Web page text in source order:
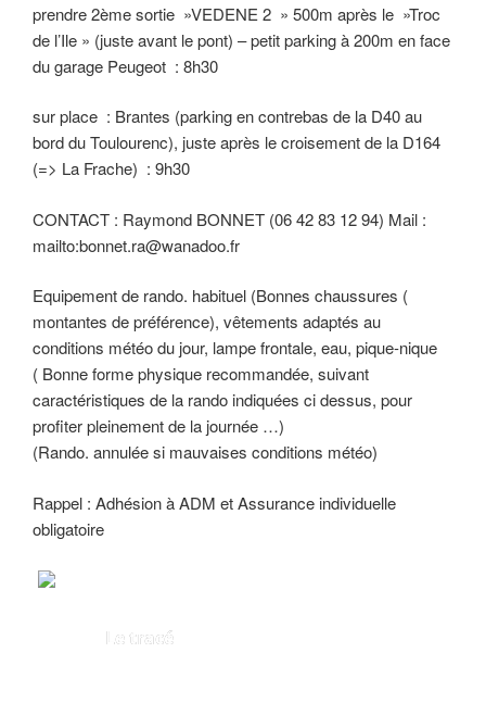
prendre 2ème sortie »VEDENE 2 » 500m après le »Troc
de l’Ile » (juste avant le pont) – petit parking à 200m en face
du garage Peugeot : 8h30
sur place : Brantes (parking en contrebas de la D40 au
bord du Toulourenc), juste après le croisement de la D164
(=> La Frache) : 9h30
CONTACT : Raymond BONNET (06 42 83 12 94) Mail :
mailto:bonnet.ra@wanadoo.fr
Equipement de rando. habituel (Bonnes chaussures (
montantes de préférence), vêtements adaptés au
conditions météo du jour, lampe frontale, eau, pique-nique
( Bonne forme physique recommandée, suivant
caractéristiques de la rando indiquées ci dessus, pour
profiter pleinement de la journée …)
(Rando. annulée si mauvaises conditions météo)
Rappel : Adhésion à ADM et Assurance individuelle
obligatoire
Le tracé